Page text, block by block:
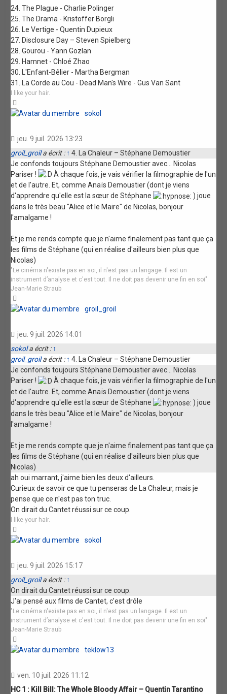
24. The Plague - Charlie Polinger
25. The Drama - Kristoffer Borgli
26. Le Vertige - Quentin Dupieux
27. Disclosure Day – Steven Spielberg
28. Gourou - Yann Gozlan
29. Hamnet - Chloé Zhao
30. L'Enfant-Bêlier - Martha Bergman
31. La Corde au Cou - Dead Man's Wire - Gus Van Sant
I like your hair.
sokol
jeu. 9 juil. 2026 13:23
groil_groila écrit : ↑ 4. La Chaleur – Stéphane Demoustier
Je confonds toujours Stéphane Demoustier avec... Nicolas
Pariser !
À chaque fois, je vais vérifier la filmographie de l'un
et de l'autre. Et, comme Anaïs Demoustier (dont je viens
d'apprendre qu'elle est la sœur de Stéphane
) joue
dans le très beau "Alice et le Maire" de Nicolas, bonjour
l'amalgame !
Et je me rends compte que je n'aime finalement pas tant que ça
les films de Stéphane (qui en réalise d'ailleurs bien plus que
Nicolas)
"Le cinéma n'existe pas en soi, il n'est pas un langage. Il est un
instrument d’analyse et c'est tout. Il ne doit pas devenir une fin en soi".
Jean-Marie Straub
groil_groil
jeu. 9 juil. 2026 14:01
sokola écrit : ↑
groil_groila écrit : ↑ 4. La Chaleur – Stéphane Demoustier
Je confonds toujours Stéphane Demoustier avec... Nicolas
Pariser !
À chaque fois, je vais vérifier la filmographie de l'un
et de l'autre. Et, comme Anaïs Demoustier (dont je viens
d'apprendre qu'elle est la sœur de Stéphane
) joue
dans le très beau "Alice et le Maire" de Nicolas, bonjour
l'amalgame !
Et je me rends compte que je n'aime finalement pas tant que ça
les films de Stéphane (qui en réalise d'ailleurs bien plus que
Nicolas)
ah oui marrant, j'aime bien les deux d'ailleurs.
Curieux de savoir ce que tu penseras de La Chaleur, mais je
pense que ce n'est pas ton truc.
On dirait du Cantet réussi sur ce coup.
I like your hair.
sokol
jeu. 9 juil. 2026 15:17
groil_groila écrit : ↑
On dirait du Cantet réussi sur ce coup.
J'ai pensé aux films de Cantet, c’est drôle
"Le cinéma n'existe pas en soi, il n'est pas un langage. Il est un
instrument d’analyse et c'est tout. Il ne doit pas devenir une fin en soi".
Jean-Marie Straub
teklow13
ven. 10 juil. 2026 11:12
HC 1 : Kill Bill: The Whole Bloody Affair – Quentin Tarantino